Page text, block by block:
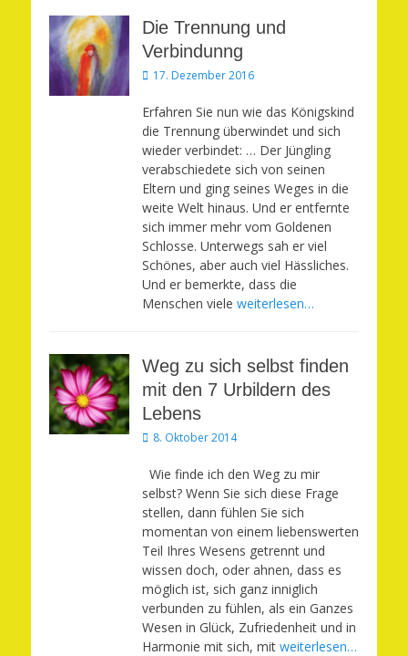
Die Trennung und
Verbindunng
Veröffentlicht
17. Dezember 2016
Erfahren Sie nun wie das Königskind
die Trennung überwindet und sich
wieder verbindet: … Der Jüngling
verabschiedete sich von seinen
Eltern und ging seines Weges in die
weite Welt hinaus. Und er entfernte
sich immer mehr vom Goldenen
Schlosse. Unterwegs sah er viel
Schönes, aber auch viel Hässliches.
Und er bemerkte, dass die
Menschen viele weiterlesen…
Weg zu sich selbst finden
mit den 7 Urbildern des
Lebens
Veröffentlicht
8. Oktober 2014
Wie finde ich den Weg zu mir
selbst? Wenn Sie sich diese Frage
stellen, dann fühlen Sie sich
momentan von einem liebenswerten
Teil Ihres Wesens getrennt und
wissen doch, oder ahnen, dass es
möglich ist, sich ganz inniglich
verbunden zu fühlen, als ein Ganzes
Wesen in Glück, Zufriedenheit und in
Harmonie mit sich, mit weiterlesen…